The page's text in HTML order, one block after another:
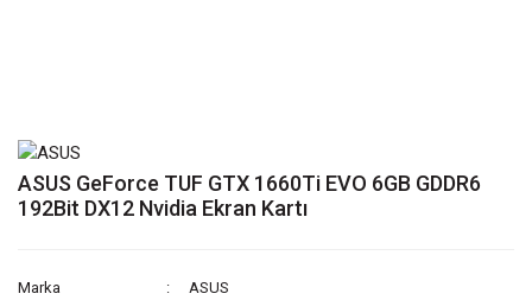
ASUS GeForce TUF GTX 1660Ti EVO 6GB GDDR6
192Bit DX12 Nvidia Ekran Kartı
Marka
ASUS